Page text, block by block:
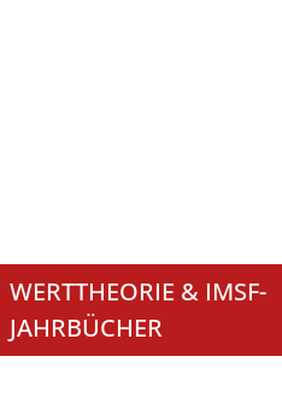
WERTTHEORIE & IMSF-
JAHRBÜCHER